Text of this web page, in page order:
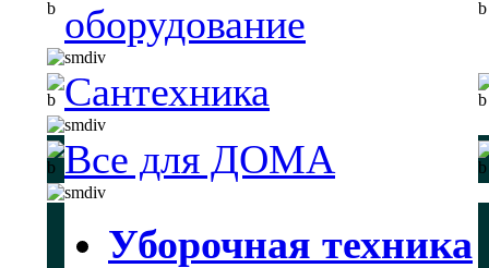
оборудование
Сантехника
Все для ДОМА
Уборочная техника